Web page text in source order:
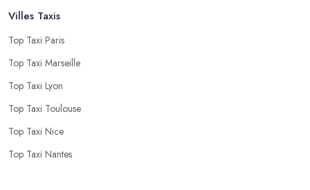
Villes Taxis
Top Taxi Paris
Top Taxi Marseille
Top Taxi Lyon
Top Taxi Toulouse
Top Taxi Nice
Top Taxi Nantes